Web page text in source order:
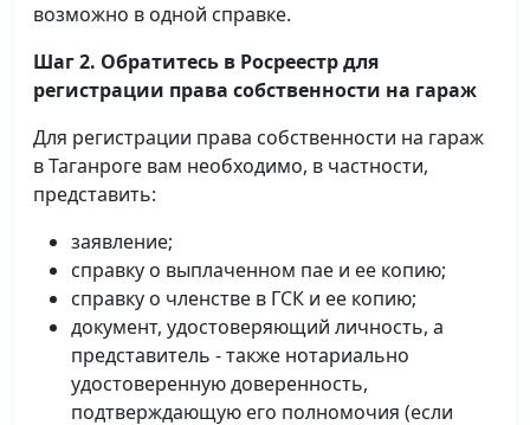
возможно в одной справке.
Шаг 2. Обратитесь в Росреестр для
регистрации права собственности на гараж
Для регистрации права собственности на гараж
в Таганроге вам необходимо, в частности,
представить:
заявление;
справку о выплаченном пае и ее копию;
справку о членстве в ГСК и ее копию;
документ, удостоверяющий личность, а
представитель - также нотариально
удостоверенную доверенность,
подтверждающую его полномочия (если